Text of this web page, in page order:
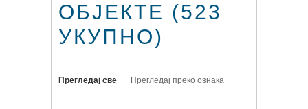
ОБЈЕКТЕ (523
УКУПНО)
Прегледај све Прегледај преко ознака